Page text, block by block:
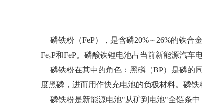
磷铁粉（FeP），是含磷20%～26%的铁合
Fe₂P和FeP。磷酸铁锂电池占当前新能源汽
磷铁粉在其中的角色：黑磷（BP）是磷的
度黑磷，进而用作快充电池的负极材料。磷
磷铁粉是新能源电池"从矿到电池"全链条中